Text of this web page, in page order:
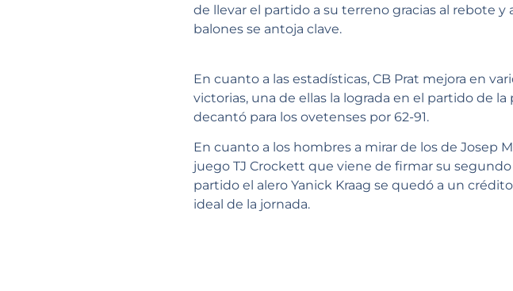
de llevar el partido a su terreno gracias al rebote
balones se antoja clave.
En cuanto a las estadísticas, CB Prat mejora en
victorias, una de ellas la lograda en el partido de
decantó para los ovetenses por 62-91.
En cuanto a los hombres a mirar de los de Josep
juego TJ Crockett que viene de firmar su
partido el alero Yanick Kraag se quedó a un
ideal de la jornada.